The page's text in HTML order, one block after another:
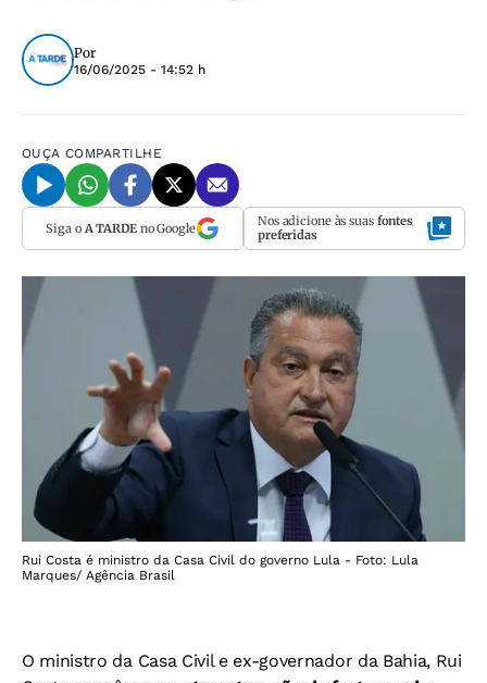
Por
16/06/2025 - 14:52 h
OUÇA COMPARTILHE
Siga o A TARDEno Google Nos adicione às suas fontes
preferidas
Rui Costa é ministro da Casa Civil do governo Lula - Foto: Lula
Marques/ Agência Brasil
O ministro da Casa Civil e ex-governador da Bahia, Rui